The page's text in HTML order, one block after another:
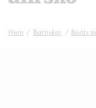
Hem Barnskor Boots